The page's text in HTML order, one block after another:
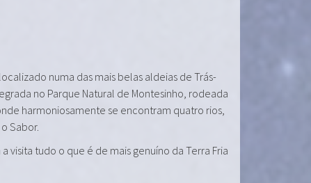
numa das mais belas aldeias de Trás-
no Parque Natural de Montesinho, rodeada
harmoniosamente se encontram quatro rios,
Sabor.
visita tudo o que é de mais genuíno da Terra Fria